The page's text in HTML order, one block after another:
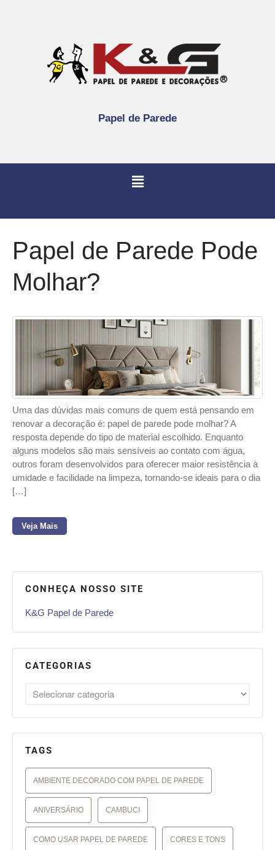
Papel de Parede
Papel de Parede Pode
Molhar?
Uma das dúvidas mais comuns de quem está pensando em
renovar a decoração é: papel de parede pode molhar? A
resposta depende do tipo de material escolhido. Enquanto
alguns modelos são mais sensíveis ao contato com água,
outros foram desenvolvidos para oferecer maior resistência à
umidade e facilidade na limpeza, tornando-se ideais para o dia
[…]
Veja Mais
CONHEÇA NOSSO SITE
K&G Papel de Parede
CATEGORIAS
TAGS
AMBIENTE DECORADO COM PAPEL DE PAREDE
ANIVERSÁRIO CAMBUCI
COMO USAR PAPEL DE PAREDE CORES E TONS